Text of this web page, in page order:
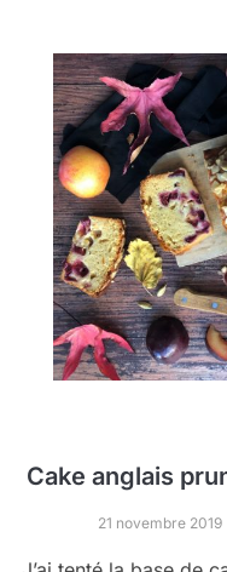
Cake anglais
21 novembre 2019